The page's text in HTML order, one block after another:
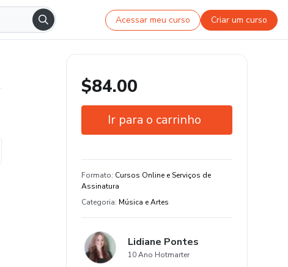
Acessar meu curso Criar um curso
$84.00
Ir para o carrinho
Estude do seu jeito e em qualquer
dispositivo
Formato: Cursos Online e Serviços de
Assinatura
Categoria: Música e Artes
Lidiane Pontes
10 Ano Hotmarter